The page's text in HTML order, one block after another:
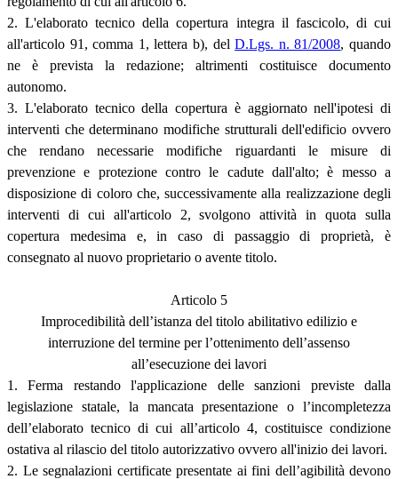
2. L'elaborato tecnico della copertura integra il fascicolo, di cui
all'articolo 91, comma 1, lettera b), delD.Lgs. n. 81/2008, quando
ne è prevista la redazione; altrimenti costituisce documento
autonomo.
3. L'elaborato tecnico della copertura è aggiornato nell'ipotesi di
interventi che determinano modifiche strutturali dell'edificio ovvero
che rendano necessarie modifiche riguardanti le misure di
prevenzione e protezione contro le cadute dall'alto; è messo a
disposizione di coloro che, successivamente alla realizzazione degli
interventi di cui all'articolo 2, svolgono attività in quota sulla
copertura medesima e, in caso di passaggio di proprietà, è
consegnato al nuovo proprietario o avente titolo.
Articolo 5
Improcedibilità dell’istanza del titolo abilitativo edilizio e
interruzione del termine per l’ottenimento dell’assenso
all’esecuzione dei lavori
1. Ferma restando l'applicazione delle sanzioni previste dalla
legislazione statale, la mancata presentazione o l’incompletezza
dell’elaborato tecnico di cui all’articolo 4, costituisce condizione
ostativa al rilascio del titolo autorizzativo ovvero all'inizio dei lavori.
2. Le segnalazioni certificate presentate ai fini dell’agibilità devono